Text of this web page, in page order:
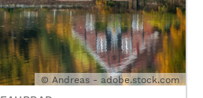
© Andreas - adobe.stock.com